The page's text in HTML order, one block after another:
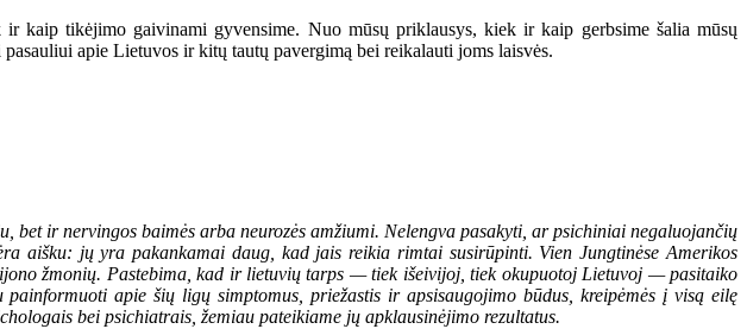
tikėjimo gaivinami gyvensime. Nuo mūsų priklausys, kiek ir kaip gerbsime šalia mūsų
apie Lietuvos ir kitų tautų pavergimą bei reikalauti joms laisvės.
ir nervingos baimės arba neurozės amžiumi. Nelengva pasakyti, ar psichiniai negaluojančių
aišku: jų yra pakankamai daug, kad jais reikia rimtai susirūpinti. Vien Jungtinėse Amerikos
žmonių. Pastebima, kad ir lietuvių tarps — tiek išeivijoj, tiek okupuotoj Lietuvoj — pasitaiko
apie šių ligų simptomus, priežastis ir apsisaugojimo būdus, kreipėmės į visą eilę
bei psichiatrais, žemiau pateikiame jų apklausinėjimo rezultatus.